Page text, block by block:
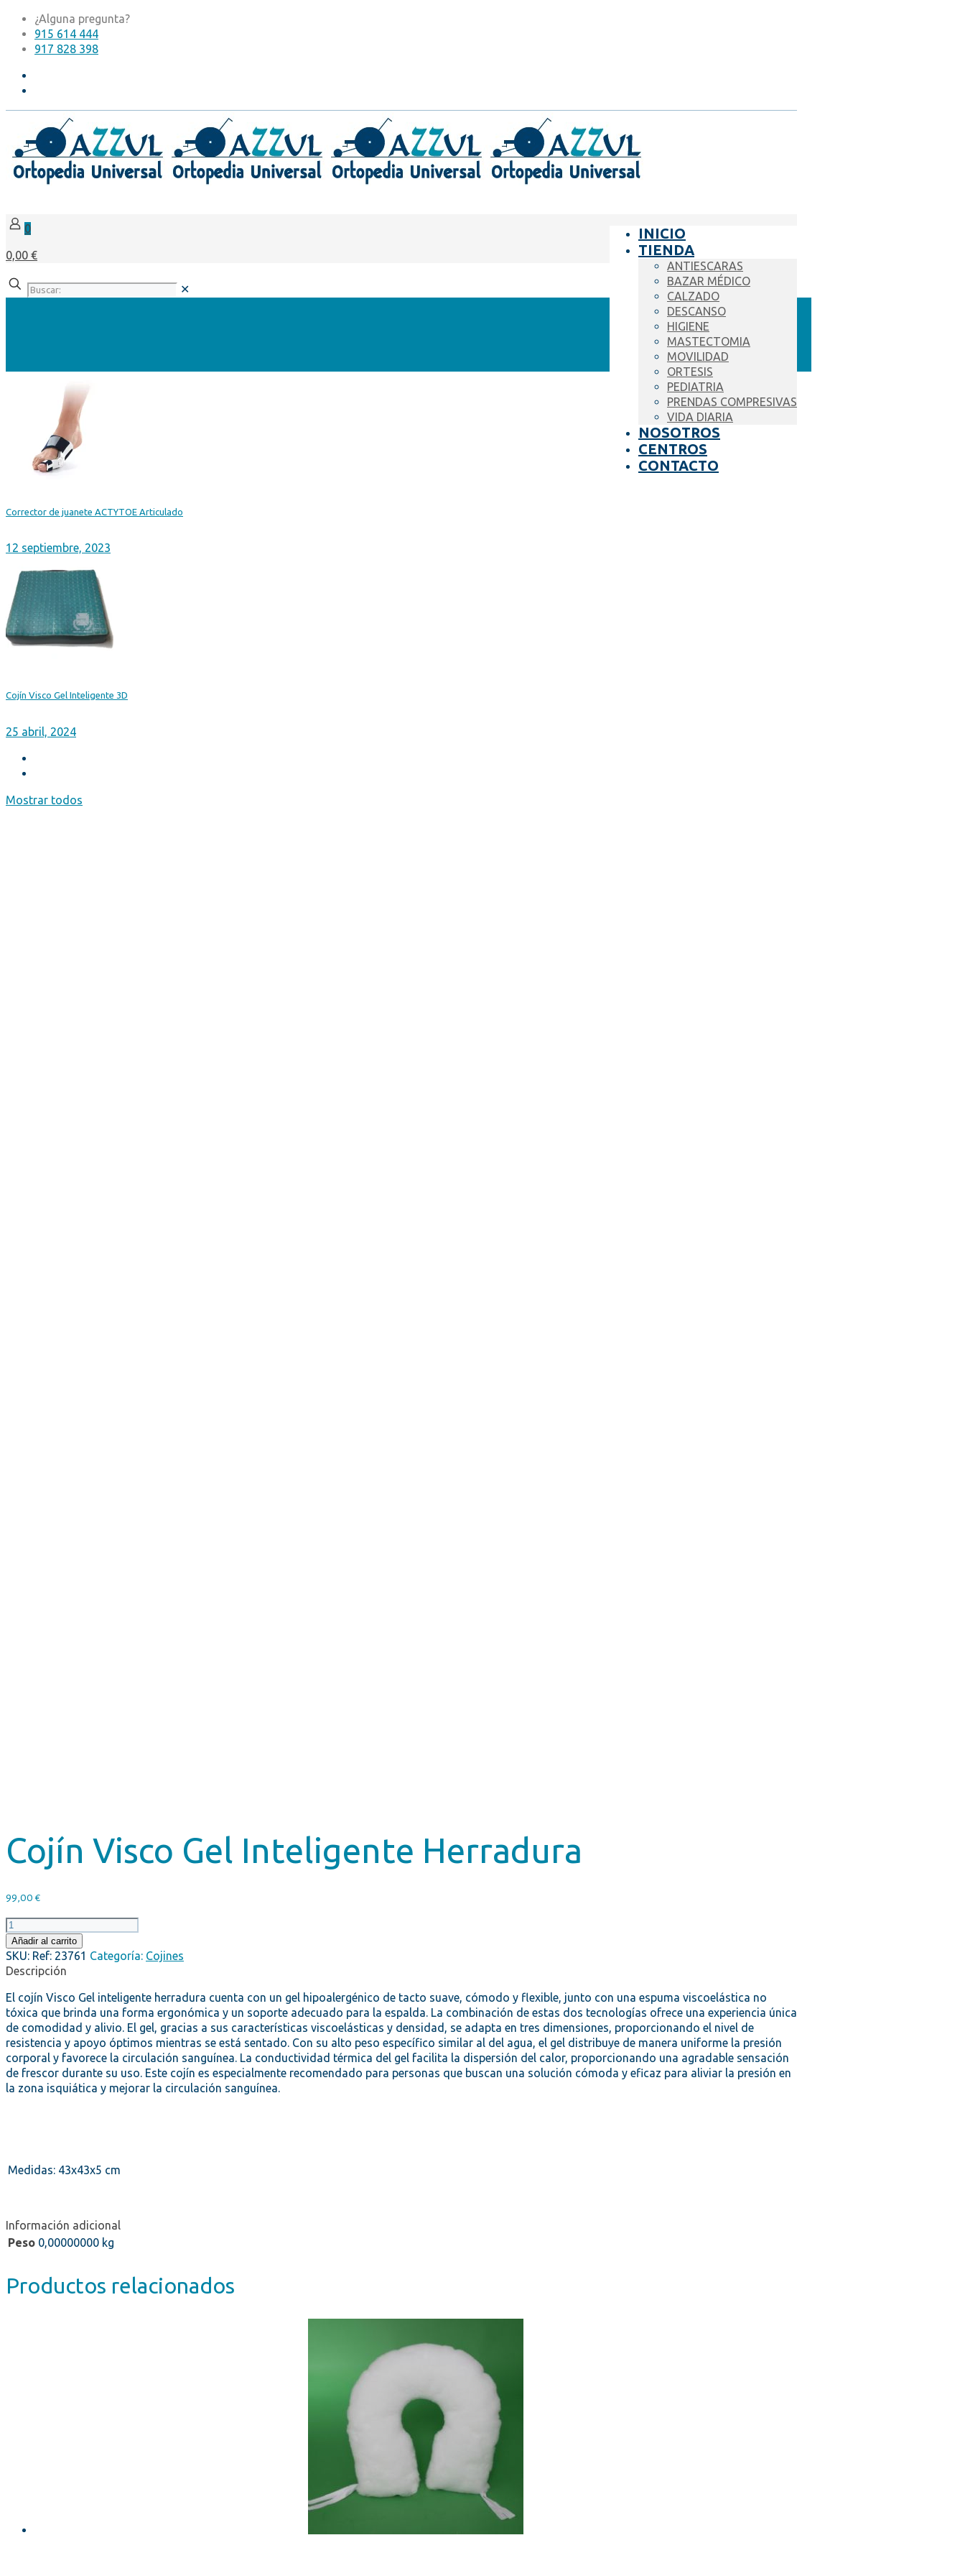
¿Alguna pregunta?
915 614 444
917 828 398
INICIO
TIENDA
ANTIESCARAS
BAZAR MÉDICO
CALZADO
DESCANSO
HIGIENE
MASTECTOMIA
MOVILIDAD
ORTESIS
PEDIATRIA
PRENDAS COMPRESIVAS
VIDA DIARIA
NOSOTROS
CENTROS
CONTACTO
0
0,00 €
✕
Corrector de juanete ACTYTOE Articulado
12 septiembre, 2023
Cojín Visco Gel Inteligente 3D
25 abril, 2024
Mostrar todos
Cojín Visco Gel Inteligente Herradura
99,00€
Cojín
Visco
Gel
Inteligente
cantidad
Añadir al carrito
SKU: Ref: 23761 Categoría: Cojines
Descripción
El cojín Visco Gel inteligente herradura cuenta con un gel hipoalergénico de tacto suave, cómodo y flexible, junto con una espuma viscoelástica no
tóxica que brinda una forma ergonómica y un soporte adecuado para la espalda. La combinación de estas dos tecnologías ofrece una experiencia única
de comodidad y alivio. El gel, gracias a sus características viscoelásticas y densidad, se adapta en tres dimensiones, proporcionando el nivel de
resistencia y apoyo óptimos mientras se está sentado. Con su alto peso específico similar al del agua, el gel distribuye de manera uniforme la presión
corporal y favorece la circulación sanguínea. La conductividad térmica del gel facilita la dispersión del calor, proporcionando una agradable sensación
de frescor durante su uso. Este cojín es especialmente recomendado para personas que buscan una solución cómoda y eficaz para aliviar la presión en
la zona isquiática y mejorar la circulación sanguínea.
Medidas: 43x43x5 cm
Información adicional
Peso 0,00000000 kg
Productos relacionados